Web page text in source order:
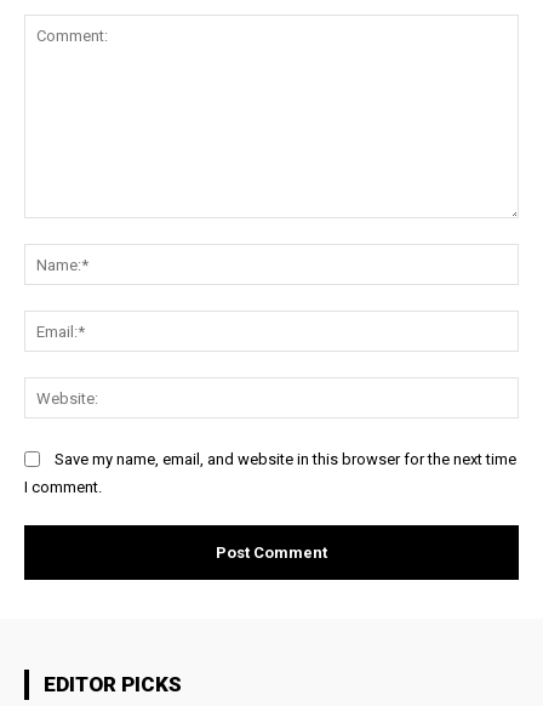
Save my name, email, and website in this browser for the next time
I comment.
EDITOR PICKS